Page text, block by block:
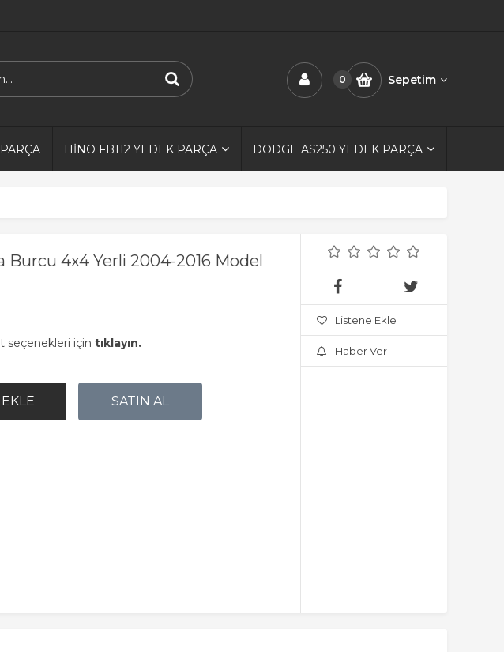
0 Sepetim
HİNO FB112 YEDEK PARÇA DODGE AS250 YEDEK PARÇA
Burcu 4x4 Yerli 2004-2016 Model
seçenekleri için tıklayın.
Listene Ekle
Haber Ver